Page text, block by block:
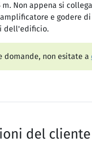
m. Non appena si
e godere
dell'edificio.
domande, non esitate a
del cliente